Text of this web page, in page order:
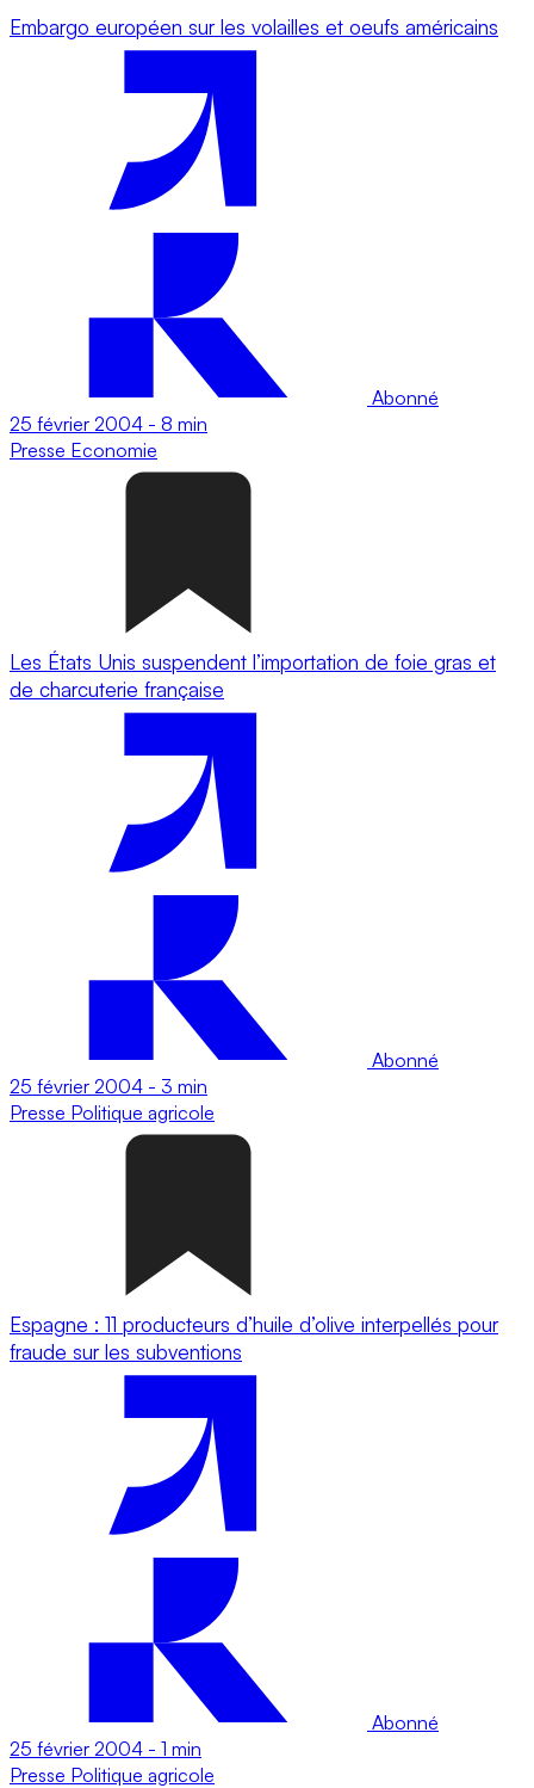
Embargo européen sur les volailles et oeufs américains
Abonné
25 février 2004 - 8 min
Presse Economie
Les États Unis suspendent l’importation de foie gras et
de charcuterie française
Abonné
25 février 2004 - 3 min
Presse Politique agricole
Espagne : 11 producteurs d’huile d’olive interpellés pour
fraude sur les subventions
Abonné
25 février 2004 - 1 min
Presse Politique agricole